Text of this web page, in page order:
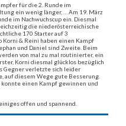
für die 2. Runde im
ein wenig länger, … Am 19. März
im Nachwuchscup ein. Diesmal
die niederösterreichische
170 Starter auf 3
& Reini haben einen Kampf
und Daniel sind Zweite. Beim
von mal zu mal routinierter, ein
Korni diesmal glücklos bezüglich
Gegner verletzte sich leider
auf diesem Wege gute Besserung.
einen Kampf gewinnen und
offen und spannend.